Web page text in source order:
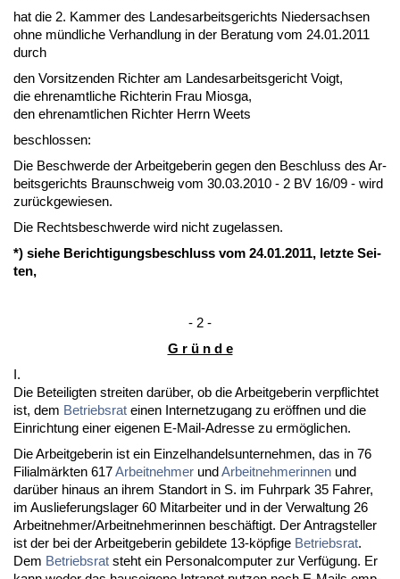
hat die 2. Kam­mer des Lan­des­ar­beits­ge­richts Nie­der­sach­sen
oh­ne münd­li­che Ver­hand­lung in der Be­ra­tung vom 24.01.2011
durch
den Vor­sit­zen­den Rich­ter am Lan­des­ar­beits­ge­richt Voigt,
die eh­ren­amt­li­che Rich­te­rin Frau Mi­os­ga,
den eh­ren­amt­li­chen Rich­ter Herrn Weets
be­schlos­sen:
Die Be­schwer­de der Ar­beit­ge­be­rin ge­gen den Be­schluss des Ar­
beits­ge­richts Braun­schweig vom 30.03.2010 - 2 BV 16/09 - wird
zurück­ge­wie­sen.
Die Rechts­be­schwer­de wird nicht zu­ge­las­sen.
*) sie­he Be­rich­ti­gungs­be­schluss vom 24.01.2011, letz­te Sei­
ten,
- 2 -
G r ü n d e
I.
Die Be­tei­lig­ten strei­ten darüber, ob die Ar­beit­ge­be­rin ver­pflich­tet
ist, dem Be­triebs­rat ei­nen In­ter­net­zu­gang zu eröff­nen und die
Ein­rich­tung ei­ner ei­ge­nen E-Mail-Adres­se zu ermögli­chen.
Die Ar­beit­ge­be­rin ist ein Ein­zel­han­dels­un­ter­neh­men, das in 76
Fi­li­almärk­ten 617Ar­beit­neh­mer undAr­beit­neh­me­rin­nen und
darüber hin­aus an ih­rem Stand­ort in S. im Fuhr­park 35 Fah­rer,
im Aus­lie­fe­rungs­la­ger 60 Mit­ar­bei­ter und in der Ver­wal­tung 26
Ar­beit­neh­mer/Ar­beit­neh­me­rin­nen beschäftigt. Der An­trag­stel­ler
ist der bei der Ar­beit­ge­be­rin ge­bil­de­te 13-köpfi­ge Be­triebs­rat.
Dem Be­triebs­rat steht ein Per­so­nal­com­pu­ter zur Verfügung. Er